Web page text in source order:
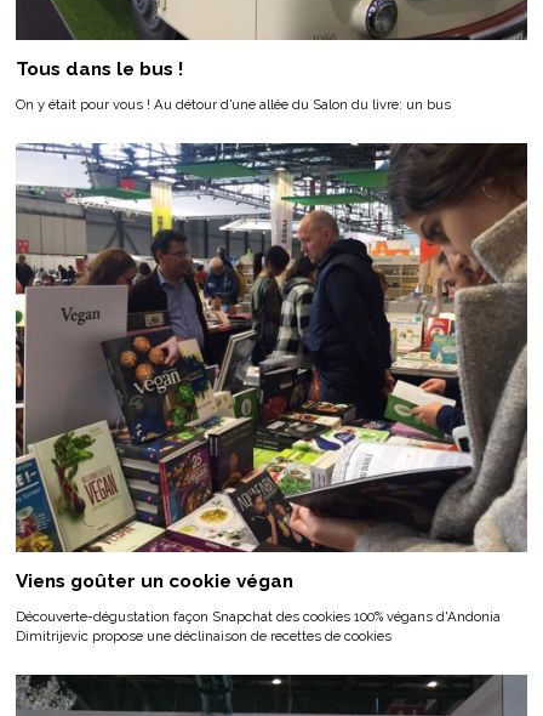
Tous dans le bus !
On y était pour vous ! Au détour d’une allée du Salon du livre: un bus
Viens goûter un cookie végan
Découverte-dégustation façon Snapchat des cookies 100% végans d'Andonia
Dimitrijevic propose une déclinaison de recettes de cookies